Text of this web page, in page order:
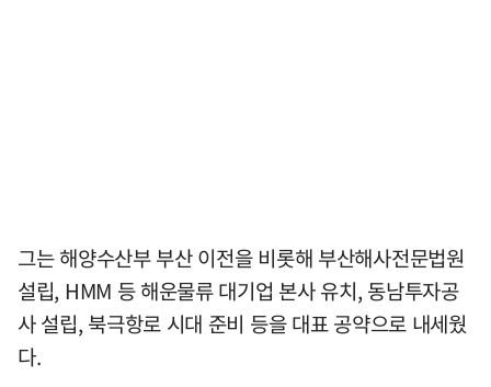
그는 해양수산부 부산 이전을 비롯해 부산해사전문법원
설립, HMM 등 해운물류 대기업 본사 유치, 동남투자공
사 설립, 북극항로 시대 준비 등을 대표 공약으로 내세웠
다.